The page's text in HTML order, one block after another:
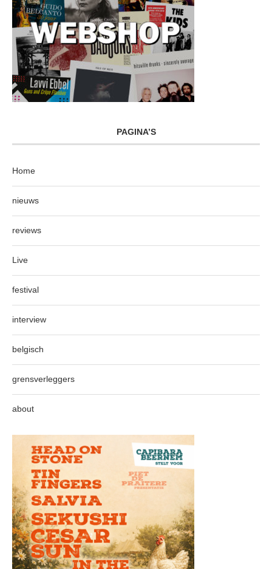
PAGINA’S
Home
nieuws
reviews
Live
festival
interview
belgisch
grensverleggers
about